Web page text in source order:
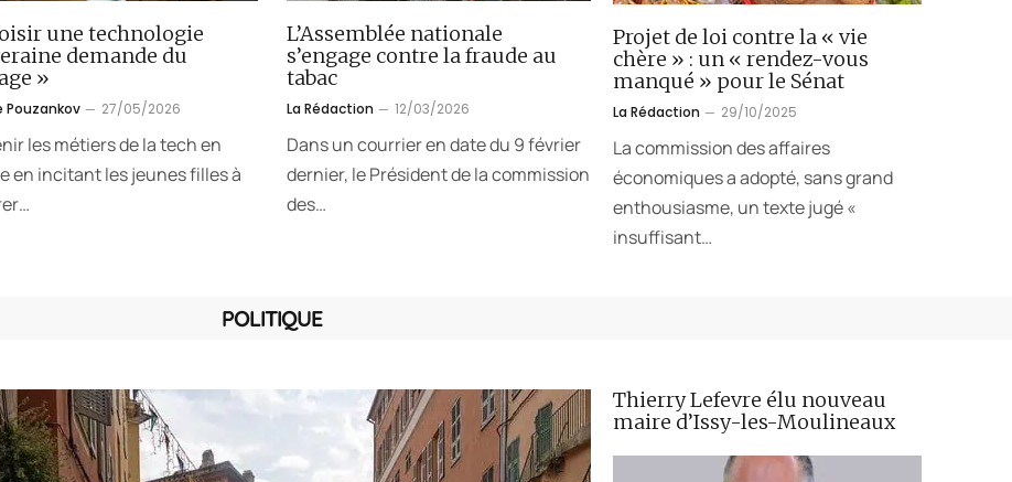
une technologie
demande du
»
Pouzankov 27/05/2026
les métiers de la tech en
en incitant les jeunes filles à
L’Assemblée nationale
s’engage contre la fraude au
tabac
La Rédaction 12/03/2026
Dans un courrier en date du 9 février
dernier, le Président de la commission
des…
Projet de loi contre la « vie
chère » : un « rendez-vous
manqué » pour le Sénat
La Rédaction 29/10/2025
La commission des affaires
économiques a adopté, sans grand
enthousiasme, un texte jugé «
insuffisant…
POLITIQUE
Thierry Lefevre élu nouveau
maire d’Issy-les-Moulineaux